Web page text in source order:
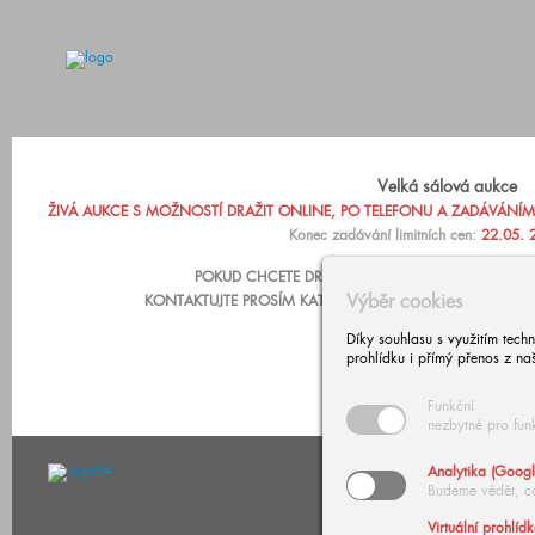
Výběr cookies
Díky souhlasu s využitím
prohlídku i přímý přenos z
Funkční
nezbytné pro
Analytika
Budeme vědět,
Virtuální
Velká sálová aukce
ŽIVÁ AUKCE S MOŽNOSTÍ DRAŽIT ONLINE, PO TELEFONU A
Konec zadávání limitních cen: 22.05.
POKUD CHCETE DRAŽIT PO TELEFONU NEBO
KONTAKTUJTE PROSÍM KATARÍNU ZÁRUBOVOU, +420